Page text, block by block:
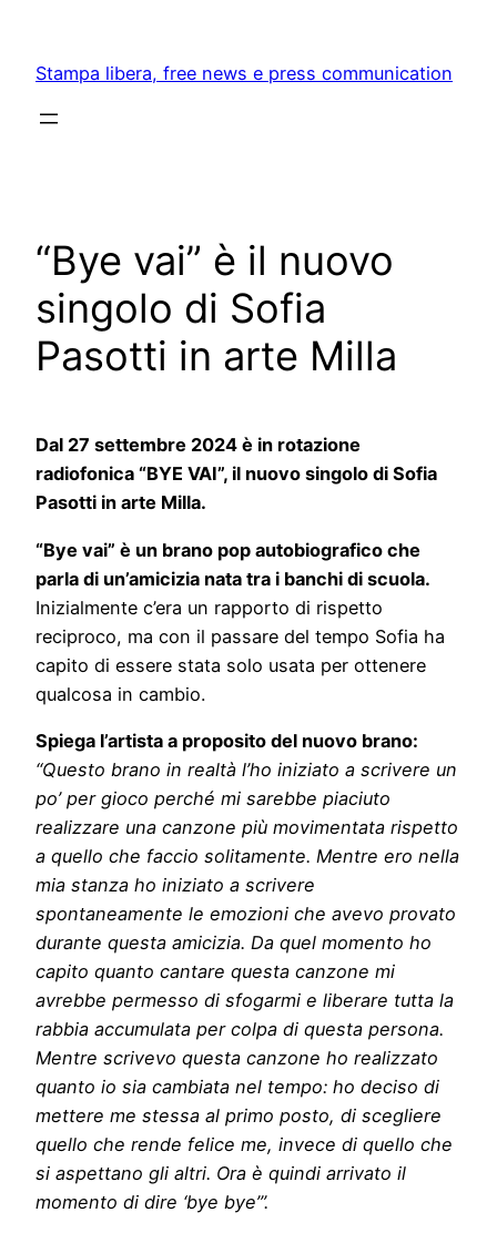
content
Stampa libera, free news e press communication
“Bye vai” è il nuovo
singolo di Sofia
Pasotti in arte Milla
Dal 27 settembre 2024 è in rotazione
radiofonica “BYE VAI”, il nuovo singolo di Sofia
Pasotti in arte Milla.
“Bye vai” è un brano pop autobiografico che
parla di un’amicizia nata tra i banchi di scuola.
Inizialmente c’era un rapporto di rispetto
reciproco, ma con il passare del tempo Sofia ha
capito di essere stata solo usata per ottenere
qualcosa in cambio.
Spiega l’artista a proposito del nuovo brano:
“Questo brano in realtà l’ho iniziato a scrivere un
po’ per gioco perché mi sarebbe piaciuto
realizzare una canzone più movimentata rispetto
a quello che faccio solitamente. Mentre ero nella
mia stanza ho iniziato a scrivere
spontaneamente le emozioni che avevo provato
durante questa amicizia. Da quel momento ho
capito quanto cantare questa canzone mi
avrebbe permesso di sfogarmi e liberare tutta la
rabbia accumulata per colpa di questa persona.
Mentre scrivevo questa canzone ho realizzato
quanto io sia cambiata nel tempo: ho deciso di
mettere me stessa al primo posto, di scegliere
quello che rende felice me, invece di quello che
si aspettano gli altri. Ora è quindi arrivato il
momento di dire ‘bye bye’”.